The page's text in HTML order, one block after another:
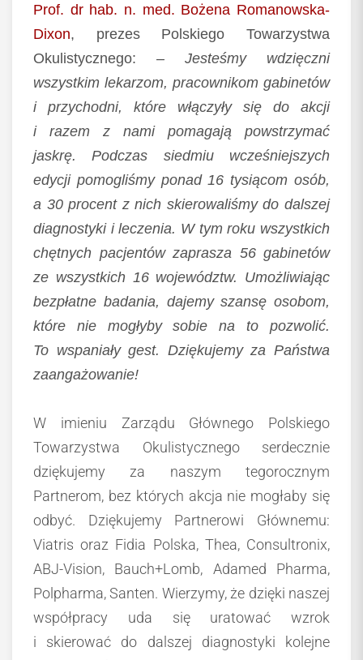
Prof. dr hab. n. med. Bożena Romanowska-
Dixon, prezes Polskiego Towarzystwa
Okulistycznego: – Jesteśmy wdzięczni
wszystkim lekarzom, pracownikom gabinetów
i przychodni, które włączyły się do akcji
i razem z nami pomagają powstrzymać
jaskrę. Podczas siedmiu wcześniejszych
edycji pomogliśmy ponad 16 tysiącom osób,
a 30 procent z nich skierowaliśmy do dalszej
diagnostyki i leczenia. W tym roku wszystkich
chętnych pacjentów zaprasza 56 gabinetów
ze wszystkich 16 województw. Umożliwiając
bezpłatne badania, dajemy szansę osobom,
które nie mogłyby sobie na to pozwolić.
To wspaniały gest. Dziękujemy za Państwa
zaangażowanie!
W imieniu Zarządu Głównego Polskiego
Towarzystwa Okulistycznego serdecznie
dziękujemy za naszym tegorocznym
Partnerom, bez których akcja nie mogłaby się
odbyć. Dziękujemy Partnerowi Głównemu:
Viatris oraz Fidia Polska, Thea, Consultronix,
ABJ-Vision, Bauch+Lomb, Adamed Pharma,
Polpharma, Santen. Wierzymy, że dzięki naszej
współpracy uda się uratować wzrok
i skierować do dalszej diagnostyki kolejne